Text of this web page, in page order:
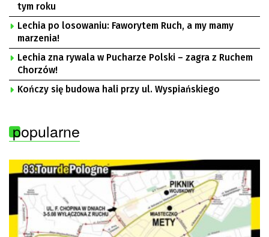
tym roku
Lechia po losowaniu: Faworytem Ruch, a my mamy
marzenia!
Lechia zna rywala w Pucharze Polski – zagra z Ruchem
Chorzów!
Kończy się budowa hali przy ul. Wyspiańskiego
popularne